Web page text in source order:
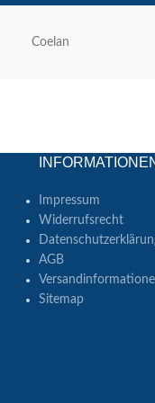
Coelan
Impressum
Widerrufsrecht
AGB
Sitemap